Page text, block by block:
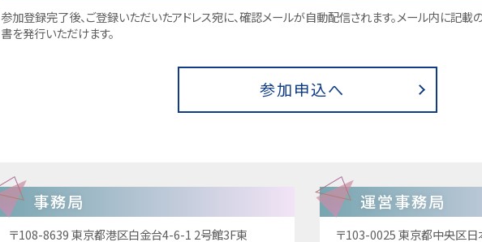
参加登録完了後、ご登録いただいたアドレス宛に、確認メールが自動配信されます。メール内に記載
書を発行いただけます。
参加申込へ
事務局
〒108-8639東京都港区白金台4-6-1 2号館3F東
運営事務局
〒103-0025東京都中央区